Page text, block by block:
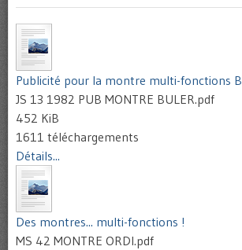
Publicité pour la montre multi-fonctions
JS 13 1982 PUB MONTRE BULER.pdf
452 KiB
1611 téléchargements
Détails...
Des montres... multi-fonctions !
MS 42 MONTRE ORDI.pdf